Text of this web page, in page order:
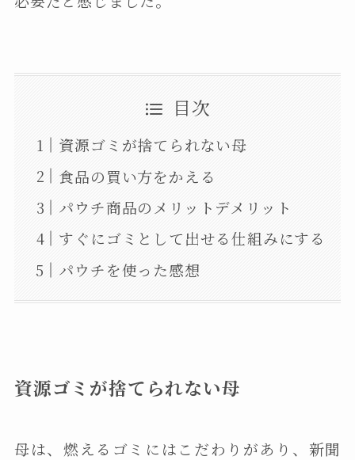
目次
資源ゴミが捨てられない母
食品の買い方をかえる
パウチ商品のメリットデメリット
すぐにゴミとして出せる仕組みにする
パウチを使った感想
資源ゴミが捨てられない母
母は、燃えるゴミにはこだわりがあり、新聞